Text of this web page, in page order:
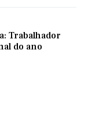
Trabalhador
do ano